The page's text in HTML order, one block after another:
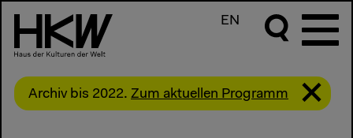
EN
Archiv bis 2022. Zum aktuellen Programm